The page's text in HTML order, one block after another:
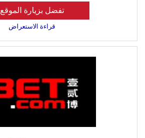
تفضل بزيارة الموقع
قراءة الاستعراض